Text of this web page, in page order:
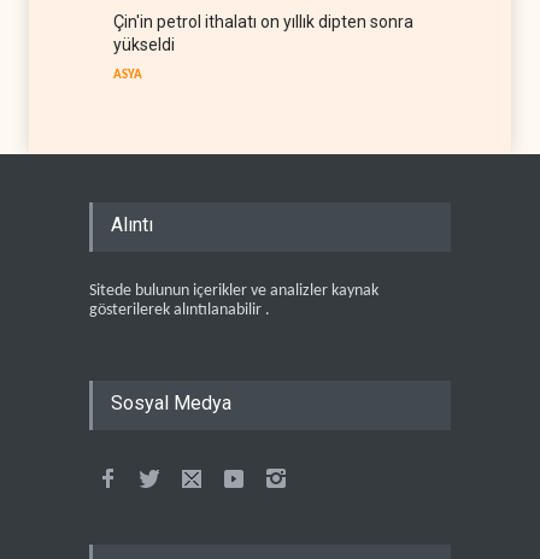
Çin'in petrol ithalatı on yıllık dipten sonra
yükseldi
ASYA
Alıntı
Sitede bulunun içerikler ve analizler kaynak
gösterilerek alıntılanabilir .
Sosyal Medya